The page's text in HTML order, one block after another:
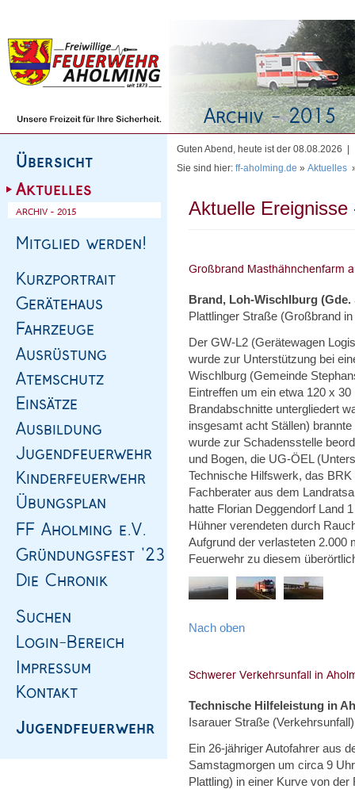
Guten Abend, heute ist der 08.08.2026 |
Sie sind hier: ff-aholming.de » Aktuelles
Aktuelle Ereignisse
Brand, Loh-Wischlburg
Plattlinger Straße (Großbrand
Der GW-L2 (Gerätewagen
wurde zur Unterstützung bei
Wischlburg (Gemeinde
Eintreffen um ein etwa 120 x
Brandabschnitte untergliedert
insgesamt acht Ställen)
wurde zur Schadensstelle
und Bogen, die UG-ÖEL
Technische Hilfswerk, das
Fachberater aus dem
hatte Florian Deggendorf Land
Hühner verendeten durch
Aufgrund der verlasteten 2.000
Feuerwehr zu diesem
Nach oben
Technische Hilfeleistung in
Isarauer Straße (Verkehrsunfall)
Ein 26-jähriger Autofahrer aus
Samstagmorgen um circa 9
Plattling) in einer Kurve von